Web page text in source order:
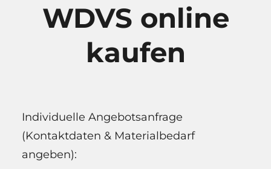
WDVS online
kaufen
Individuelle Angebotsanfrage
(Kontaktdaten & Materialbedarf
angeben):